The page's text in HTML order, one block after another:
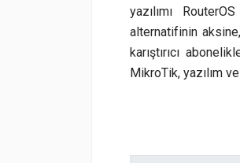
yazılımı
alternatifinin
karıştırıcı
MikroTik, yazılım